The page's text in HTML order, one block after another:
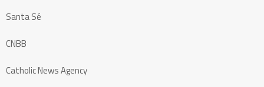
Santa Sé
CNBB
Catholic News Agency